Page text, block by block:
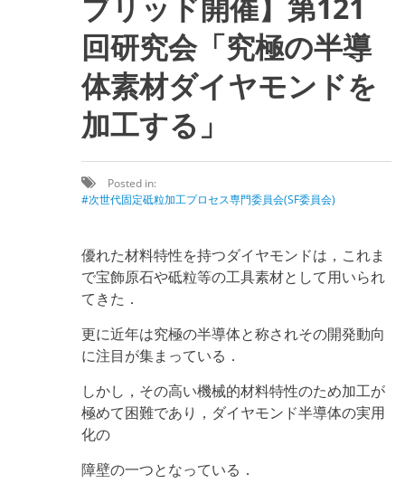
回研究会「究極の半導
体素材ダイヤモンドを
加工する」
Posted in:
次世代固定砥粒加工プロセス専門委員会(SF委員会)
優れた材料特性を持つダイヤモンドは，これま
で宝飾原石や砥粒等の工具素材として用いられ
てきた．
更に近年は究極の半導体と称されその開発動向
に注目が集まっている．
しかし，その高い機械的材料特性のため加工が
極めて困難であり，ダイヤモンド半導体の実用
化の
障壁の一つとなっている．